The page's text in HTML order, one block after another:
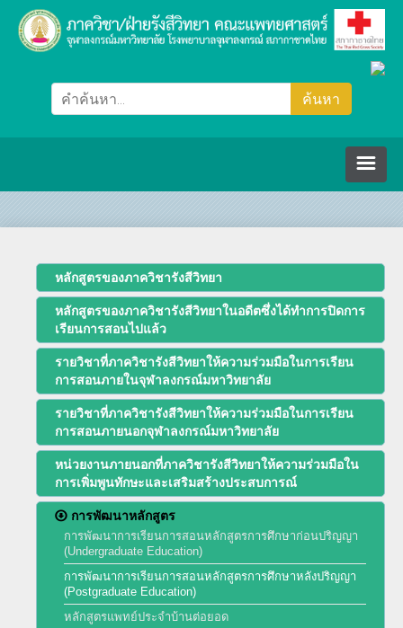
ภาควิชา/ฝ่ายรังสีวิทยา
ปรัชญา วิสัยทัศน์ พันธกิจ
พัฒนาการของภาควิชา
ประวัติหัวหน้าภาควิชา
ความภาคภูมิใจของภาควิชา
โครงสร้างภาควิชา/ฝ่ายรังสีวิทยา
ด้านวิจัย ด้านการบริการวิชาการ
คณะกรรมการ
บุคลากร
สาขารังสีวิทยาวินิจฉัย
สาขารังสีรักษาและมะเร็งวิทยา
สาขาเวชศาสตร์นิวเคลียร์
อาจารย์พิเศษ
การศึกษา
งานวิจัย
การบริการ
ผลงานหนังสือ
ความรู้สำหรับประชาชน
หลักสูตรของภาควิชารังสีวิทยา
หลักสูตรของภาควิชารังสีวิทยาในอดีตซึ่งได้ทำการปิดการ
เรียนการสอนไปแล้ว
รายวิชาที่ภาควิชารังสีวิทยาให้ความร่วมมือในการเรียน
การสอนภายในจุฬาลงกรณ์มหาวิทยาลัย
รายวิชาที่ภาควิชารังสีวิทยาให้ความร่วมมือในการเรียน
การสอนภายนอกจุฬาลงกรณ์มหาวิทยาลัย
หน่วยงานภายนอกที่ภาควิชารังสีวิทยาให้ความร่วมมือใน
การเพิ่มพูนทักษะและเสริมสร้างประสบการณ์
การพัฒนาหลักสูตร
การพัฒนาการเรียนการสอนหลักสูตรการศึกษาก่อนปริญญา
(Undergraduate Education)
การพัฒนาการเรียนการสอนหลักสูตรการศึกษาหลังปริญญา
(Postgraduate Education)
หลักสูตรแพทย์ประจำบ้านต่อยอด